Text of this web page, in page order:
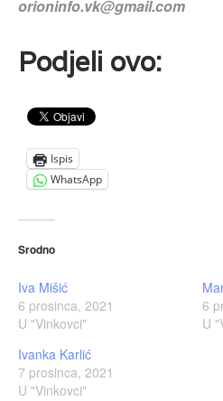
orioninfo.vk@gmail.com
Podjeli ovo:
Ispis
WhatsApp
Srodno
Iva Mišić
6 prosinca, 2021
U "Vinkovci"
6
U
Ivanka Karlić
7 prosinca, 2021
U "Vinkovci"